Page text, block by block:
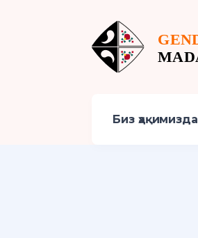
Биз ҳақимизда